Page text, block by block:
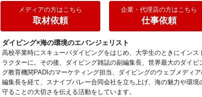
メディアの方はこちら
取材依頼
企業・代理店の方はこちら
仕事依頼
ダイビング×海の環境のエバンジェリスト
高校卒業時にスキューバダイビングをはじめ、大学生のときにインス
ラクターに。その後、ダイビング雑誌の副編集長、世界最大のダイビ
グ教育機関PADIのマーケティング担当、ダイビングのウェブメディ
編集長を経て、スナイプバレー合同会社を立ち上げ、海の魅力や環境
守ることの大切さを伝える活動をしています。